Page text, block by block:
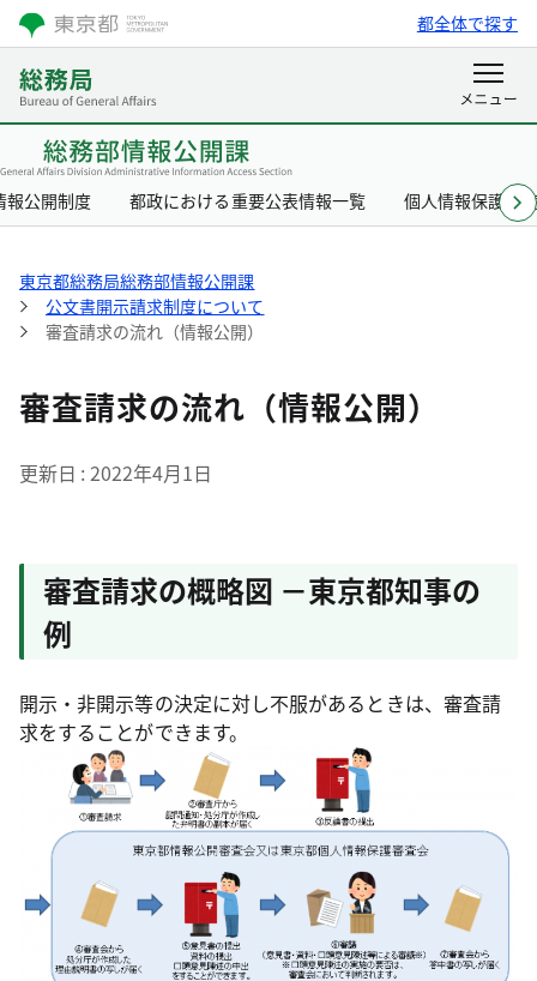
都全体で探す
報公開制度 都政における重要公表情報一覧 個人情報保護制
東京都総務局総務部情報公開課
公文書開示請求制度について
審査請求の流れ（情報公開）
審査請求の流れ（情報公開）
更新日 2022年4月1日
審査請求の概略図 －東京都知事の
例
開示・非開示等の決定に対し不服があるときは、審査請
求をすることができます。